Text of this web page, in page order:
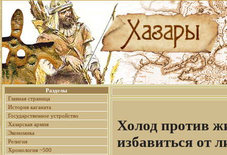
Разделы
Главная страница
История каганата
Государственное устройство
Хазарская армия
Экономика
Религия
Хронология ~500
Холод против
избавиться от